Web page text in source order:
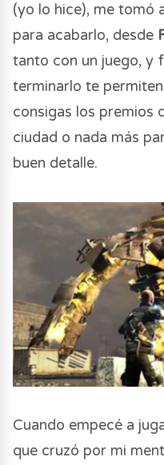
(yo lo hice), me tomó
para acabarlo, desde
tanto con un juego, y
terminarlo te
consigas los premios
ciudad o nada más
buen detalle.
Cuando empecé a
que cruzó por mi